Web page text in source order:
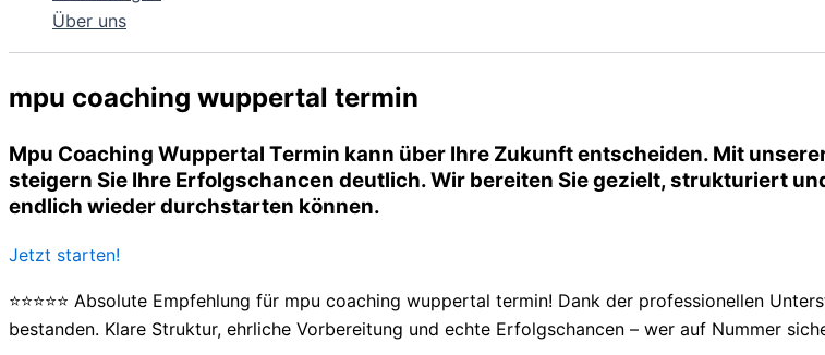
Über uns
mpu coaching wuppertal termin
Mpu Coaching Wuppertal Termin kann über Ihre Zukunft entscheiden. Mit
steigern Sie Ihre Erfolgschancen deutlich. Wir bereiten Sie gezielt, strukturiert
endlich wieder durchstarten können.
Jetzt starten!
⭐⭐⭐⭐⭐ Absolute Empfehlung für mpu coaching wuppertal termin! Dank der professionellen
bestanden. Klare Struktur, ehrliche Vorbereitung und echte Erfolgschancen – wer auf Nummer